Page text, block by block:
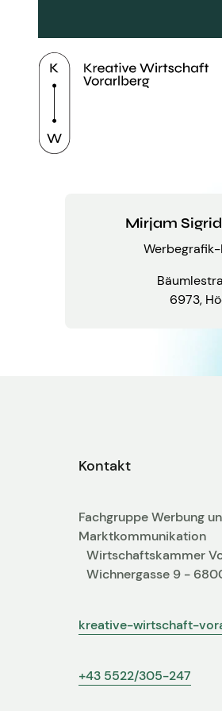
Mirjam
6973,
Kontakt
Fachgruppe Werbung
Marktkommunikation
Wirtschaftskammer
Wichnergasse 9 -
kreative-wirtschaft-
+43 5522/305-247